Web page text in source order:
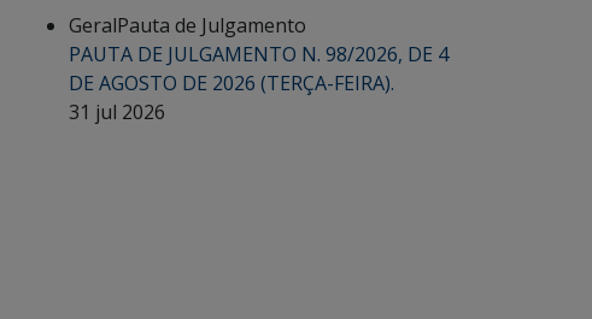
GeralPauta de Julgamento
PAUTA DE JULGAMENTO N. 98/2026, DE 4
DE AGOSTO DE 2026 (TERÇA-FEIRA).
31 jul 2026